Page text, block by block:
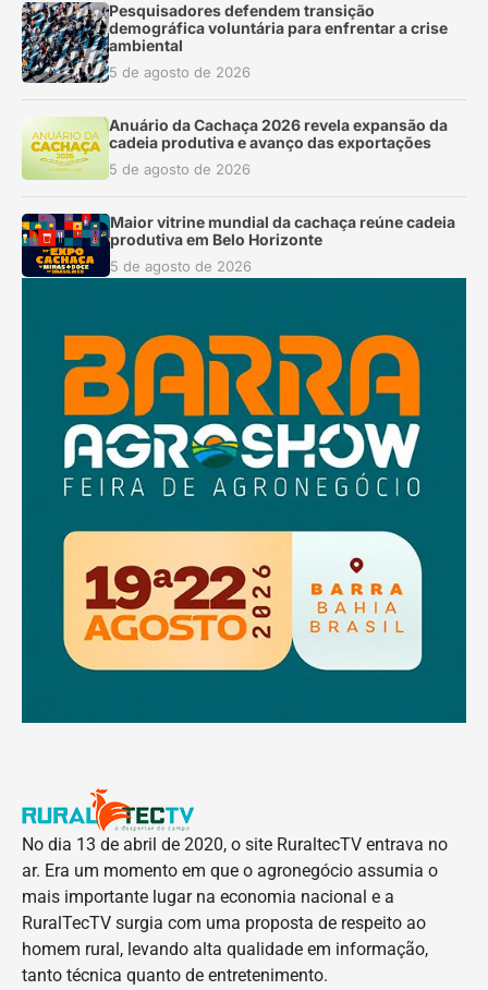
Pesquisadores defendem transição
demográfica voluntária para enfrentar a crise
ambiental
5 de agosto de 2026
Anuário da Cachaça 2026 revela expansão da
cadeia produtiva e avanço das exportações
5 de agosto de 2026
Maior vitrine mundial da cachaça reúne cadeia
produtiva em Belo Horizonte
5 de agosto de 2026
No dia 13 de abril de 2020, o site RuraltecTV entrava no
ar. Era um momento em que o agronegócio assumia o
mais importante lugar na economia nacional e a
RuralTecTV surgia com uma proposta de respeito ao
homem rural, levando alta qualidade em informação,
tanto técnica quanto de entretenimento.